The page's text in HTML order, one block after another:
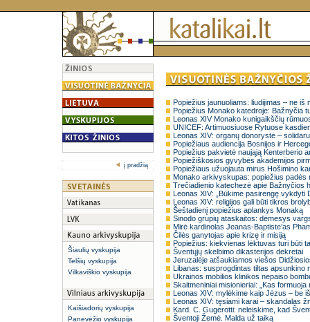
į pradžią
Šiaulių vyskupija
Telšių vyskupija
Vilkaviškio vyskupija
Kaišiadorių vyskupija
Panevėžio vyskupija
Popiežius jaunuoliams: liudijimas – ne
Popiežius Monako katedroje: Bažnyčia
Leonas XIV Monako kunigaikščių
UNICEF: Artimuosiuose Rytuose
Leonas XIV: organų donorystė –
Popiežiaus audiencija Bosnijos ir
Popiežius pakvietė naująją Kenterberio
Popiežiškosios gyvybės akademijos
Popiežiaus užuojauta mirus Hošimino
Monako arkivyskupas: popiežius padės
Trečiadienio katechezė apie Bažnyčios
Leonas XIV: „Būkime pasirengę vykdyti
Leonas XIV: religijos gali būti tikros
Šeštadienį popiežius aplankys Monaką
Sinodo grupių ataskaitos: dėmesys
Mirė kardinolas Jeanas-Baptiste’as
Čilės ganytojas apie krizę ir misiją
Popiežius: kiekvienas lėktuvas turi būti
Šventųjų skelbimo dikasterijos dekretai
Jeruzalėje atšaukiamos viešos
Libanas: susprogdintas tiltas apsunkino
Ukrainos mobilios klinikos nepaiso
Skaitmeniniai misionieriai: „Kas
Leonas XIV: mylėkime kaip Jėzus – be
Leonas XIV: tęsiami karai – skandalas
Kard. C. Gugerotti: neleiskime, kad
Šventoji Žemė. Malda už taiką